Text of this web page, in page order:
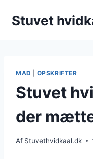
Stuvet
MAD OPSKRIFTER
Stuvet
der
Af Stuvethvidkaal.dk